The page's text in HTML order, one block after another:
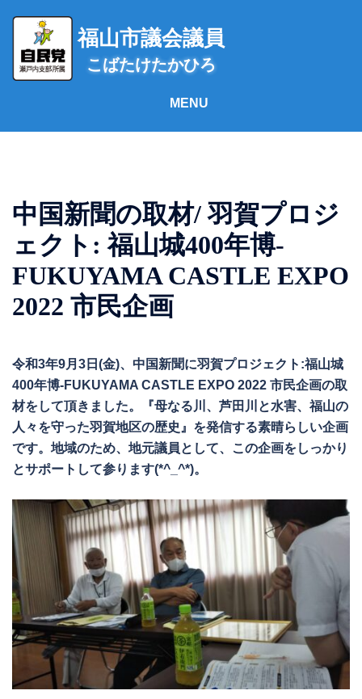
ス
福山市議会議員
こばたけたかひろ
中国新聞の取材/ 羽賀プロジ
ェクト: 福山城400年博-
FUKUYAMA CASTLE EXPO
2022 市民企画
令和3年9月3日(金)、中国新聞に羽賀プロジェクト:福山城
400年博-FUKUYAMA CASTLE EXPO 2022 市民企画の取
材をして頂きました。『母なる川、芦田川と水害、福山の
人々を守った羽賀地区の歴史』を発信する素晴らしい企画
です。地域のため、地元議員として、この企画をしっかり
とサポートして参ります(*^_^*)。